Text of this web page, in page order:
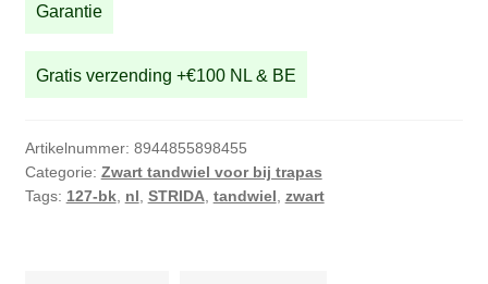
/
S30X
aantal
Garantie
Gratis verzending +€100 NL & BE
Artikelnummer: 8944855898455
Categorie: Zwart tandwiel voor bij trapas
Tags: 127-bk, nl STRIDA, tandwiel zwart